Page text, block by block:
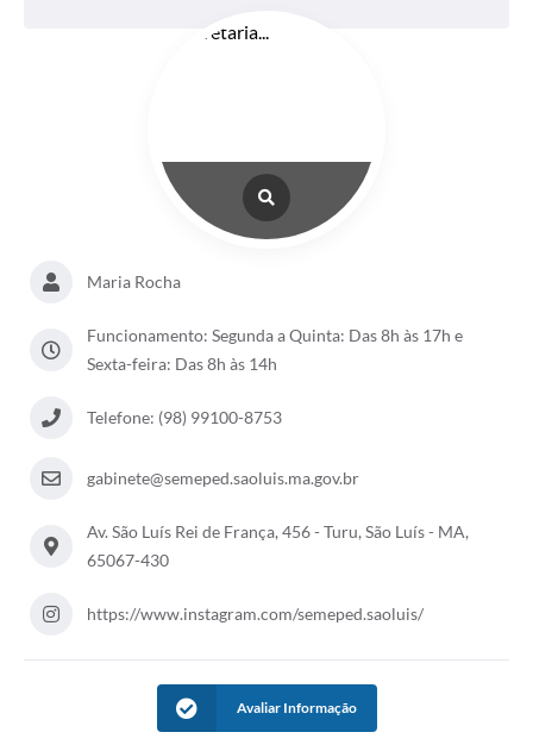
Maria Rocha
Funcionamento: Segunda a Quinta: Das 8h às 17h e
Sexta-feira: Das 8h às 14h
Telefone: (98) 99100-8753
gabinete@semeped.saoluis.ma.gov.br
Av. São Luís Rei de França, 456 - Turu, São Luís - MA,
65067-430
https://www.instagram.com/semeped.saoluis/
Avaliar Informação